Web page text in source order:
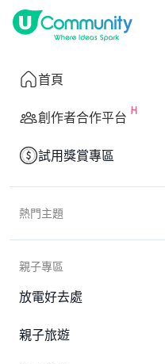
首頁
創作者合作平台
試用獎賞專區
熱門主題
親子專區
放電好去處
親子旅遊